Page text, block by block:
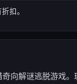
扣。
向解谜逃脱游戏